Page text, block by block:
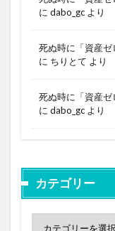
に dabo_gc より
死ぬ時に「資産ゼ
に ちりとて より
死ぬ時に「資産ゼ
に dabo_gc より
カテゴリー